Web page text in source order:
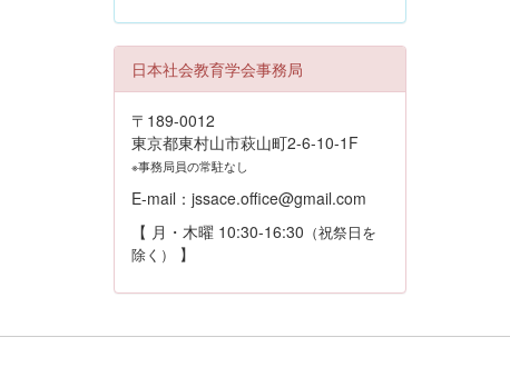
日本社会教育学会事務局
〒189-0012
東京都東村山市萩山町2-6-10-1F
※事務局員の常駐なし
E-mail：jssace.office@gmail.com
【 月・木曜 10:30-16:30 （祝祭日を
除く）
】